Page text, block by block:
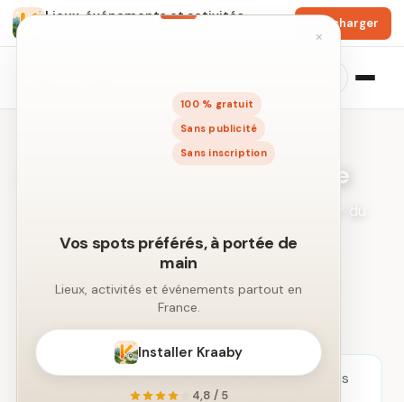
Lieux, événements et activités
Télécharger
×
100 % gratuit
Sans publicité
Sans inscription
Vos spots préférés, à portée de
main
Lieux, activités et événements partout en
France.
Installer Kraaby
4,8 / 5
Activités à Aix-en-Provence
centre-ville.
← Recherche libre par ville
Autour de Aix-en-Provence, nous regroupons des